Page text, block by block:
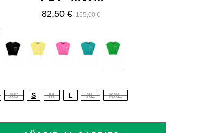
82,50 € 165,00 €
BLACK YELLOW FUCHSIA TURQUOISEFLUOR
GREE
XS S M L XL XXL